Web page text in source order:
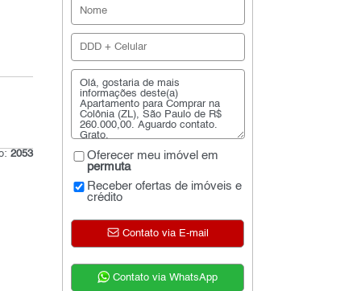
2053
Oferecer meu imóvel em
permuta
Receber ofertas de imóveis e
crédito
Contato via E-mail
Contato via WhatsApp